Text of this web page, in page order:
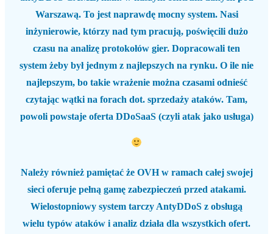
Warszawą. To jest naprawdę mocny system. Nasi
inżynierowie, którzy nad tym pracują, poświęcili dużo
czasu na analizę protokołów gier. Dopracowali ten
system żeby był jednym z najlepszych na rynku. O ile nie
najlepszym, bo takie wrażenie można czasami odnieść
czytając wątki na forach dot. sprzedaży ataków. Tam,
powoli powstaje oferta DDoSaaS (czyli atak jako usługa)
Należy również pamiętać że OVH w ramach całej swojej
sieci oferuje pełną gamę zabezpieczeń przed atakami.
Wielostopniowy system tarczy AntyDDoS z obsługą
wielu typów ataków i analiz działa dla wszystkich ofert.